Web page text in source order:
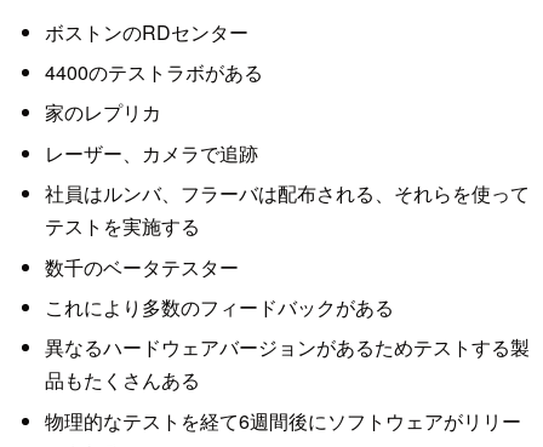
ボストンのRDセンター
4400のテストラボがある
家のレプリカ
レーザー、カメラで追跡
社員はルンバ、フラーバは配布される、それらを使って
テストを実施する
数千のベータテスター
これにより多数のフィードバックがある
異なるハードウェアバージョンがあるためテストする製
品もたくさんある
物理的なテストを経て6週間後にソフトウェアがリリー